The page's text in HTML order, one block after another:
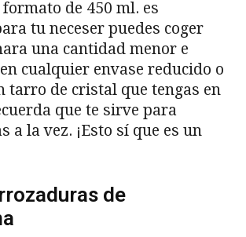
formato de 450 ml. es
tu neceser puedes coger
una cantidad menor e
cualquier envase reducido o
tarro de cristal que tengas en
que te sirve para
a la vez. ¡Esto sí que es un
de